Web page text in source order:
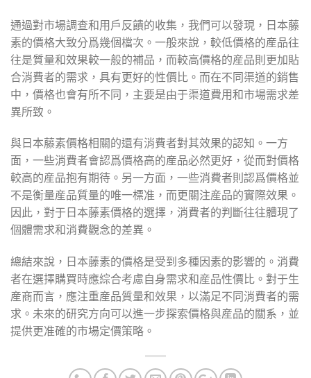
通過對市場調查和用戶反饋的收集，我們可以發現，日本藤
素的價格大致分爲幾個檔次。一般來說，較低價格的産品往
往是質量和效果較一般的補品，而較高價格的産品則更加貼
合消費者的需求，具有更好的性價比。而在不同渠道的銷售
中，價格也會有所不同，主要是由于渠道費用和市場需求差
異所致。
與日本藤素價格相關的還有消費者對其效果的認知。一方
面，一些消費者會認爲價格高的産品必然更好，從而對價格
較高的産品抱有期待。另一方面，一些消費者則認爲價格並
不是衡量産品質量的唯一標准，而更關注産品的實際效果。
因此，對于日本藤素價格的選擇，消費者的判斷往往體現了
個體需求和消費觀念的差異。
總結來說，日本藤素的價格是受到多種因素的影響的。消費
者在選擇購買時應綜合考慮自身需求和産品性價比。對于生
産商而言，應注重産品質量和效果，以滿足不同消費者的需
求。未來的研究方向可以進一步探索價格與産品的關系，並
提供更准確的市場定價策略。